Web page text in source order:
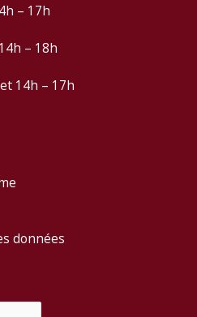
– 17h
– 18h
14h – 17h
données